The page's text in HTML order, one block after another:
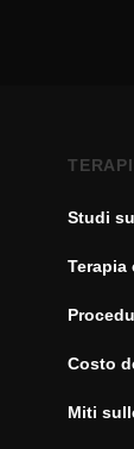
Studi
Terapia
Costo
Miti